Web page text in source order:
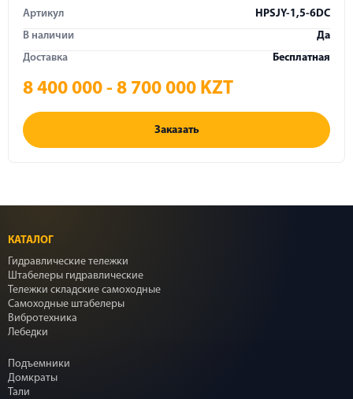
Артикул
HPSJY-1,5-6DC
В наличии
Да
Доставка
Бесплатная
8 400 000 - 8 700 000 KZT
Заказать
КАТАЛОГ
Гидравлические тележки
Штабелеры гидравлические
Тележки складские самоходные
Самоходные штабелеры
Вибротехника
Лебедки
Подъемники
Домкраты
Тали